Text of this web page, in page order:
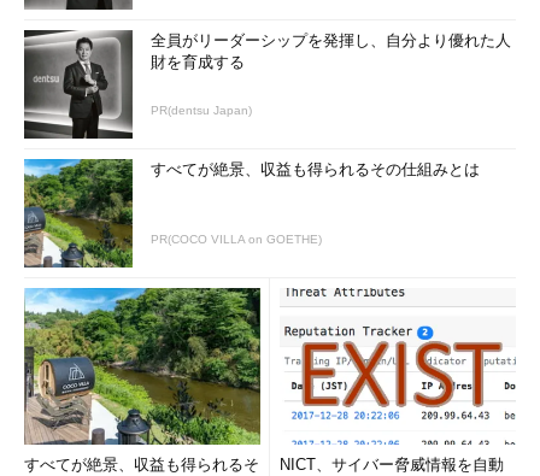
全員がリーダーシップを発揮し、自分より優れた人
財を育成する
PR(dentsu Japan)
すべてが絶景、収益も得られるその仕組みとは
PR(COCO VILLA on GOETHE)
すべてが絶景、収益も得られるそ
NICT、サイバー脅威情報を自動